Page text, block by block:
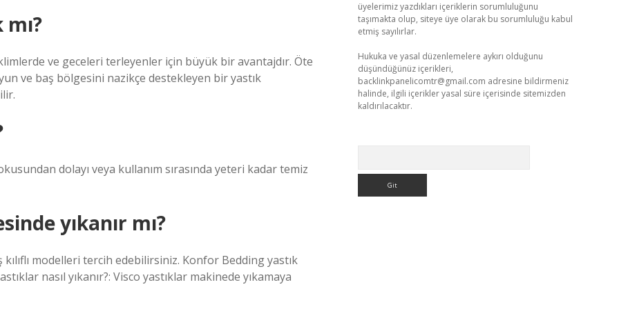
ve geceleri terleyenler için büyük bir avantajdır. Öte
ve baş bölgesini nazikçe destekleyen bir yastık
dolayı veya kullanım sırasında yeteri kadar temiz
yıkanır mı?
kılıflı modelleri tercih edebilirsiniz. Konfor Bedding yastık
nasıl yıkanır?: Visco yastıklar makinede yıkamaya
üyelerimiz yazdıkları içeriklerin sorumluluğunu
taşımakta olup, siteye üye olarak bu sorumluluğu kabul
etmiş sayılırlar.
Hukuka ve yasal düzenlemelere aykırı olduğunu
düşündüğünüz içerikleri,
backlinkpanelicomtr@gmail.com adresine bildirmeniz
halinde, ilgili içerikler yasal süre içerisinde sitemizden
kaldırılacaktır.